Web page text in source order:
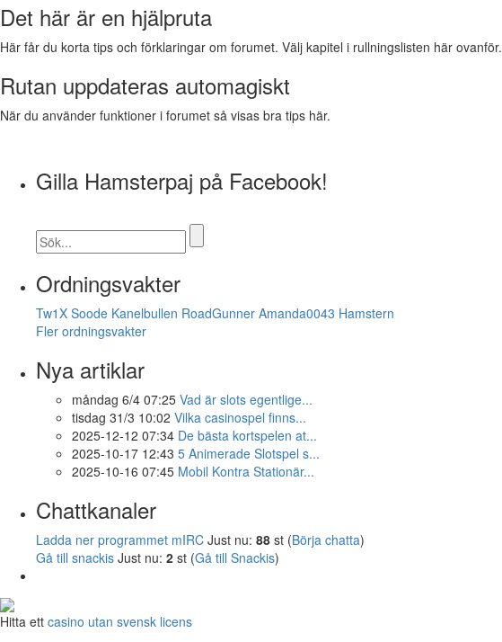
Det här är en hjälpruta
Här får du korta tips och förklaringar om forumet. Välj kapitel i rullningslisten här ovanför.
Rutan uppdateras automagiskt
När du använder funktioner i forumet så visas bra tips här.
Gilla Hamsterpaj på Facebook!
Ordningsvakter
Tw1X Soode Kanelbullen RoadGunner Amanda0043 Hamstern
Fler ordningsvakter
Nya artiklar
måndag 6/4 07:25 Vad är slots egentlige...
tisdag 31/3 10:02 Vilka casinospel finns...
2025-12-12 07:34 De bästa kortspelen at...
2025-10-17 12:43 5 Animerade Slotspel s...
2025-10-16 07:45 Mobil Kontra Stationär...
Chattkanaler
Ladda ner programmet mIRC Just nu: 88 st (Börja chatta)
Gå till snackis Just nu: 2 st (Gå till Snackis)
Hitta ett casino utan svensk licens